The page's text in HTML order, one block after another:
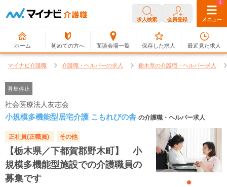
求人検索 会員登録 メニュー
ホーム 初めての方へ 面談会場一覧
0
保存した求人
1
最近見た求人
マイナビ介護職 介護職・ヘルパーの求人 栃木県の介護職・ヘルパー求人
募集停止
社会医療法人友志会
小規模多機能型居宅介護 こもれびの舎 の介護職・ヘルパー求人
正社員(正職員) その他
【栃木県／下都賀郡野木町】 小
規模多機能型施設での介護職員の
募集です